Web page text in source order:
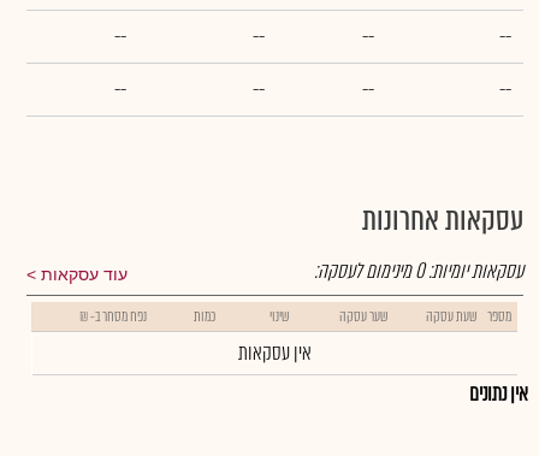
--
--
--
--
--
--
--
--
עסקאות אחרונות
עוד עסקאות עסקאות יומיות:0מינימום לעסקה:
מספר שעת עסקה שער עסקה שינוי כמות נפח מסחר ב- ₪
אין עסקאות
אין נתונים